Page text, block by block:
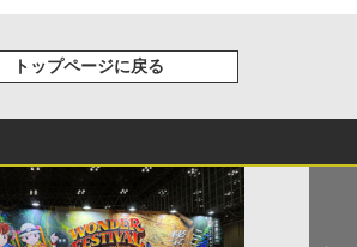
トップページに戻る